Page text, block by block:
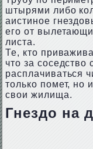
штырями либо
аистиное
его от
листа.
Те, кто
что за соседство
расплачиваться
только помет, но
свои жилища.
Гнездо на